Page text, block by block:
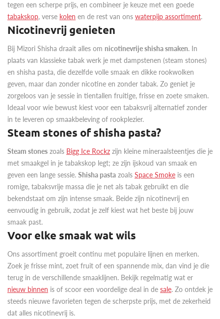
tegen een scherpe prijs, en combineer je keuze met een goede
tabakskop, verse kolen en de rest van ons waterpijp assortiment.
Nicotinevrij genieten
Bij Mizori Shisha draait alles om nicotinevrije shisha smaken. In
plaats van klassieke tabak werk je met dampstenen (steam stones)
en shisha pasta, die dezelfde volle smaak en dikke rookwolken
geven, maar dan zonder nicotine en zonder tabak. Zo geniet je
zorgeloos van je sessie in tientallen fruitige, frisse en zoete smaken.
Ideaal voor wie bewust kiest voor een tabaksvrij alternatief zonder
in te leveren op smaakbeleving of rookplezier.
Steam stones of shisha pasta?
Steam stones zoals Bigg Ice Rockz zijn kleine mineraalsteentjes die je
met smaakgel in je tabakskop legt; ze zijn ijskoud van smaak en
geven een lange sessie. Shisha pasta zoals Space Smoke is een
romige, tabaksvrije massa die je net als tabak gebruikt en die
bekendstaat om zijn intense smaak. Beide zijn nicotinevrij en
eenvoudig in gebruik, zodat je zelf kiest wat het beste bij jouw
smaak past.
Voor elke smaak wat wils
Ons assortiment groeit continu met populaire lijnen en merken.
Zoek je frisse mint, zoet fruit of een spannende mix, dan vind je die
terug in de verschillende smaaklijnen. Bekijk regelmatig wat er
nieuw binnen is of scoor een voordelige deal in de sale. Zo ontdek je
steeds nieuwe favorieten tegen de scherpste prijs, met de zekerheid
dat alles nicotinevrij is.